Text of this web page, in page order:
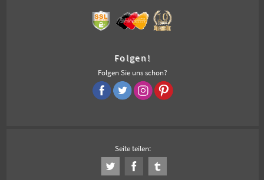
Folgen!
Folgen Sie uns schon?
Seite teilen: